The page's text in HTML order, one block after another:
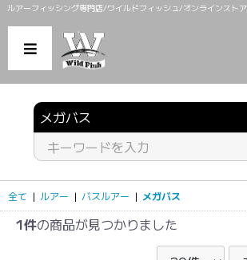
ルアーフィッシング専門店/ワイルドフィッシュ/オンラインストア
全て | ルアー | バスルアー | メガバス
1件の商品が見つかりました